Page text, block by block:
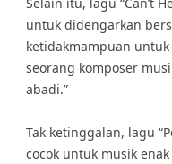
untuk didengarkan
ketidakmampuan
seorang komposer
abadi.”
Tak ketinggalan, lagu
cocok untuk musik